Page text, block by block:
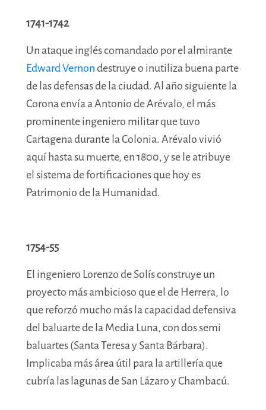
1741-1742
Un ataque inglés comandado porel almirante
Edward Vernondestruye o inutiliza buena parte
de las defensas de la ciudad. Al año siguiente la
Corona envía a Antonio de Arévalo, el más
prominente ingeniero militar que tuvo
Cartagena durante la Colonia. Arévalo vivió
aquí hasta su muerte, en1800, y se le atribuye
el sistema de fortificaciones que hoy es
Patrimonio de la Humanidad.
1754-55
El ingeniero Lorenzo de Solís construye un
proyecto más ambicioso que el de Herrera, lo
que reforzó mucho más la capacidad defensiva
del baluarte de la Media Luna, con dos semi
baluartes (Santa Teresa y Santa Bárbara).
Implicaba más área útil para la artillería que
cubría las lagunas de San Lázaro y Chambacú.